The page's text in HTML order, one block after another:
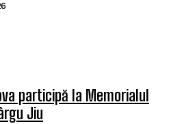
participă la Memorialul
Jiu